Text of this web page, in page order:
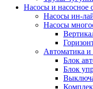
Насосы и насосное
Насосы ин-
Насосы
Автоматика
Блок
Блок